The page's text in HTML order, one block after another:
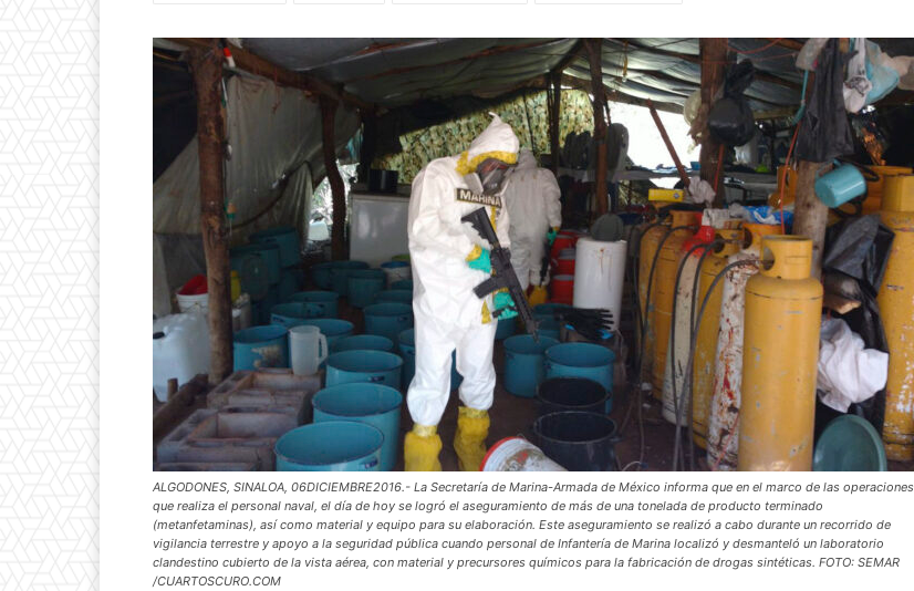
ALGODONES, SINALOA, 06DICIEMBRE2016.- La Secretaría de Marina-Armada de México informa que en el marco de las operaciones
que realiza el personal naval, el día de hoy se logró el aseguramiento de más de una tonelada de producto terminado
(metanfetaminas), así como material y equipo para su elaboración. Este aseguramiento se realizó a cabo durante un recorrido de
vigilancia terrestre y apoyo a la seguridad pública cuando personal de Infantería de Marina localizó y desmanteló un laboratorio
clandestino cubierto de la vista aérea, con material y precursores químicos para la fabricación de drogas sintéticas. FOTO: SEMAR
/CUARTOSCURO.COM